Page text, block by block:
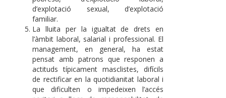
d’explotació sexual, d’explotació
familiar.
La lluita per la igualtat de drets en
l’àmbit laboral, salarial i professional. El
management, en general, ha estat
pensat amb patrons que responen a
actituds típicament masclistes, difícils
de rectificar en la quotidianitat laboral i
que dificulten o impedeixen l’accés